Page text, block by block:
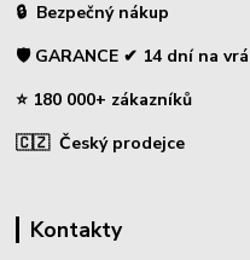
🔒 Bezpečný nákup
🛡️ GARANCE ✔ 14 dní na
⭐ 180 000+ zákazníků
🇨🇿 Český prodejce
Kontakty